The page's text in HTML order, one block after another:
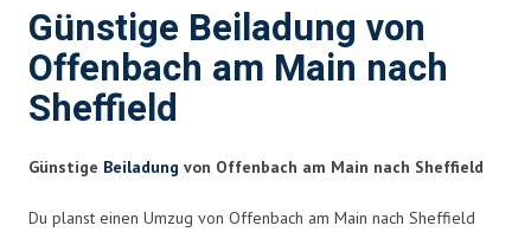
Günstige Beiladung von
Offenbach am Main nach
Sheffield
Günstige Beiladung von Offenbach am Main nach Sheffield
Du planst einen Umzug von Offenbach am Main nach Sheffield